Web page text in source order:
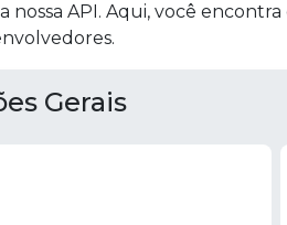
nossa API. Aqui, você
Gerais